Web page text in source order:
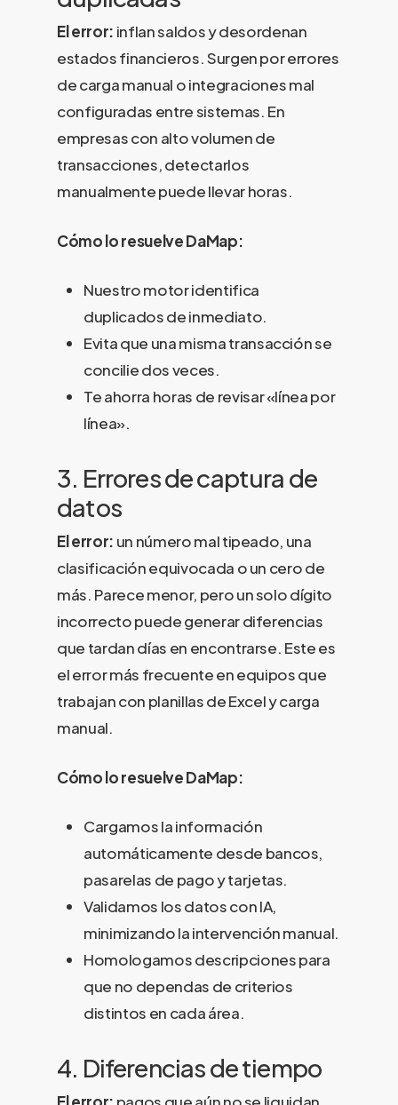
El error: inflan saldos y desordenan
estados financieros. Surgen por errores
de carga manual o integraciones mal
configuradas entre sistemas. En
empresas con alto volumen de
transacciones, detectarlos
manualmente puede llevar horas.
Cómo lo resuelve DaMap:
Nuestro motor identifica
duplicados de inmediato.
Evita que una misma transacción se
concilie dos veces.
Te ahorra horas de revisar «línea por
línea».
3. Errores de captura de
datos
El error: un número mal tipeado, una
clasificación equivocada o un cero de
más. Parece menor, pero un solo dígito
incorrecto puede generar diferencias
que tardan días en encontrarse. Este es
el error más frecuente en equipos que
trabajan con planillas de Excel y carga
manual.
Cómo lo resuelve DaMap:
Cargamos la información
automáticamente desde bancos,
pasarelas de pago y tarjetas.
Validamos los datos con IA,
minimizando la intervención manual.
Homologamos descripciones para
que no dependas de criterios
distintos en cada área.
4. Diferencias de tiempo